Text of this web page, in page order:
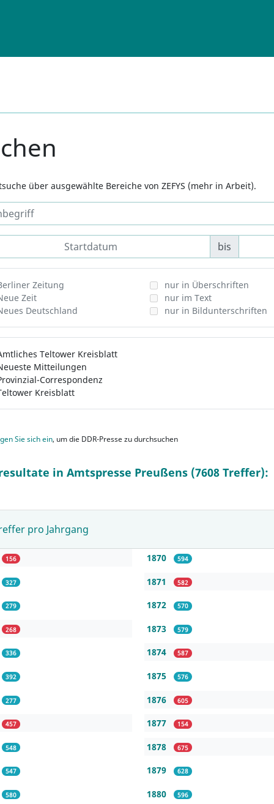
über ausgewählte Bereiche von ZEFYS (mehr in Arbeit).
bis
Zeitung
Zeit
Deutschland
nur in Überschriften
nur im Text
nur in Bildunterschriften
Teltower Kreisblatt
Mitteilungen
Correspondenz
Kreisblatt
Sie sich ein, um die DDR-Presse zu durchsuchen
in Amtspresse Preußens (7608 Treffer):
pro Jahrgang
156
327
279
268
336
392
277
457
548
547
580
1870 594
1871 582
1872 570
1873 579
1874 587
1875 576
1876 605
1877 154
1878 675
1879 628
1880 596